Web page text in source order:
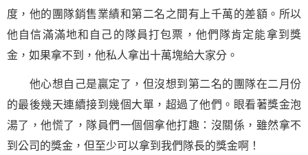
度，他的團隊銷售業績和第二名之間有上千萬的差額。所以
他自信滿滿地和自己的隊員打包票，他們隊肯定能拿到獎
金，如果拿不到，他私人拿出十萬塊給大家分。
他心想自己是贏定了，但沒想到第二名的團隊在二月份
的最後幾天連續接到幾個大單，超過了他們。眼看著獎金泡
湯了，他慌了，隊員們一個個拿他打趣：沒關係，雖然拿不
到公司的獎金，但至少可以拿到我們隊長的獎金啊！